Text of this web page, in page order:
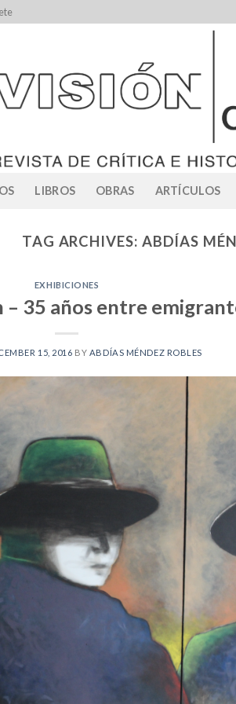
LIBROS OBRAS ARTÍCULOS
TAG ARCHIVES: ABDÍAS
EXHIBICIONES
35 años entre
15, 2016 BY ABDÍAS MÉNDEZ ROBLES